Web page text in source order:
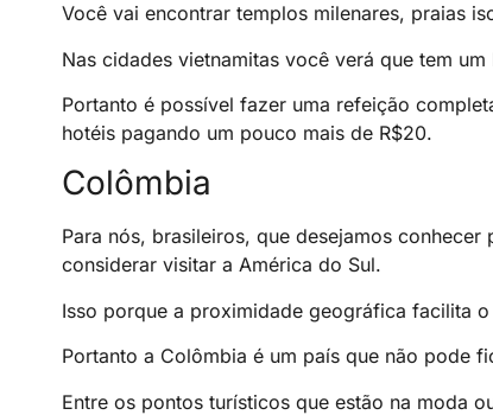
Você vai encontrar templos milenares, praias
Nas cidades vietnamitas você verá que tem
Portanto é possível fazer uma refeição
hotéis pagando um pouco mais de R$20.
Colômbia
Para nós, brasileiros, que desejamos
considerar visitar a América do Sul.
Isso porque a proximidade geográfica facilita
Portanto a Colômbia é um país que não pode
Entre os pontos turísticos que estão na moda